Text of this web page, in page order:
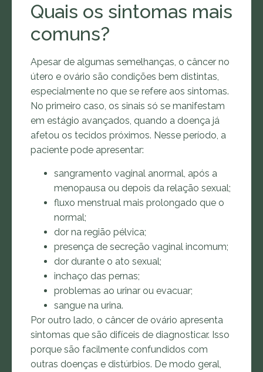
Quais os sintomas mais
comuns?
Apesar de algumas semelhanças, o câncer no
útero e ovário são condições bem distintas,
especialmente no que se refere aos sintomas.
No primeiro caso, os sinais só se manifestam
em estágio avançados, quando a doença já
afetou os tecidos próximos. Nesse período, a
paciente pode apresentar:
sangramento vaginal anormal, após a
menopausa ou depois da relação sexual;
fluxo menstrual mais prolongado que o
normal;
dor na região pélvica;
presença de secreção vaginal incomum;
dor durante o ato sexual;
inchaço das pernas;
problemas ao urinar ou evacuar;
sangue na urina.
Por outro lado, o câncer de ovário apresenta
sintomas que são difíceis de diagnosticar. Isso
porque são facilmente confundidos com
outras doenças e distúrbios. De modo geral,